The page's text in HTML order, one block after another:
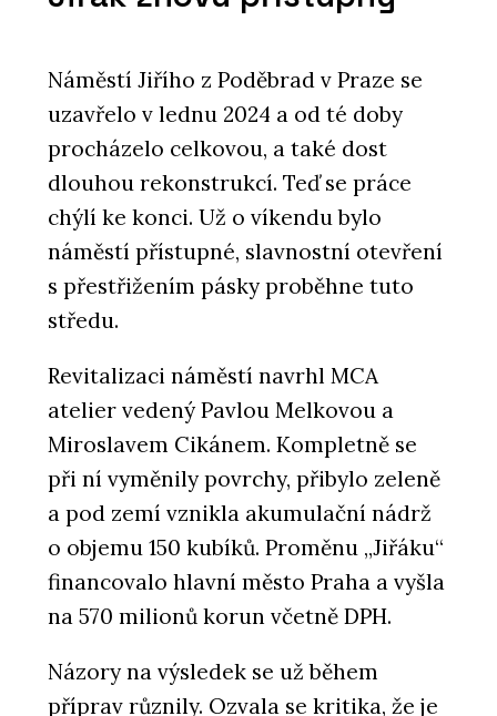
Náměstí Jiřího z Poděbrad v Praze se
uzavřelo v lednu 2024 a od té doby
procházelo celkovou, a také dost
dlouhou rekonstrukcí. Teď se práce
chýlí ke konci. Už o víkendu bylo
náměstí přístupné, slavnostní otevření
s přestřižením pásky proběhne tuto
středu.
Revitalizaci náměstí navrhl MCA
atelier vedený Pavlou Melkovou a
Miroslavem Cikánem. Kompletně se
při ní vyměnily povrchy, přibylo zeleně
a pod zemí vznikla akumulační nádrž
o objemu 150 kubíků. Proměnu „Jiřáku“
financovalo hlavní město Praha a vyšla
na 570 milionů korun včetně DPH.
Názory na výsledek se už během
příprav různily. Ozvala se kritika, že je